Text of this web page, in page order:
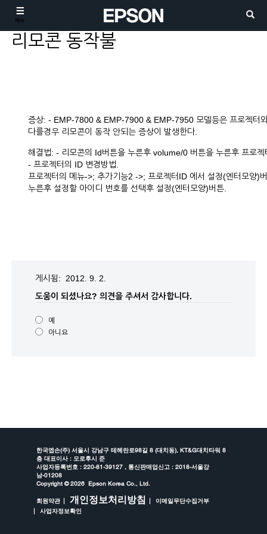
메뉴
리모콘 동작불
증상: - EMP-7800 & EMP-7900 & EMP-7950 모델등은 프로젝터
다를경우 리모콘이 동작 안되는 증상이 발생한다.
해결법: - 리모콘의 Id버튼을 누른후 volume/0 버튼을 누른후 프로젝
- 프로젝터의 ID 변경방법.
프로젝터의 메뉴->; 추가기능2 ->; 프로젝터ID 에서 설정(엔터모양)
누른후 설정할 아이디 번호를 선택후 설정(엔터모양)버튼.
게시됨: 2012. 9. 2.
도움이 되셨나요? 의견을 주셔서 감사합니다.
예
아니요
한국엡손(주) 서울시 강남구 테헤란로98길 8 (대치동), KT&G대치타워 8
층 대표이사 : 모로후시 준
사업자등록번호 : 220-81-39127 , 통신판매업신고 : 2018-서울강
남-01208
Copyright ©2026 Epson Korea Co., Ltd.
회원약관 개인정보처리방침
이메일무단수집거부
사업자정보확인